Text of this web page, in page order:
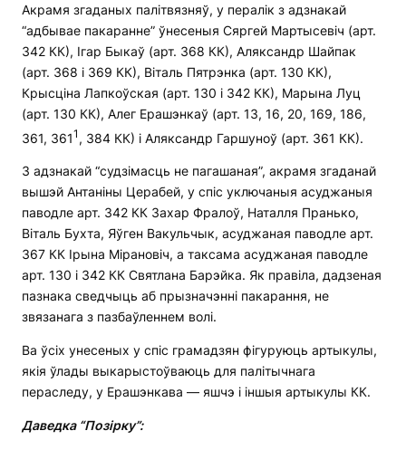
Акрамя згаданых палітвязняў, у пералік з адзнакай
“адбывае пакаранне” ўнесеныя Сяргей Мартысевіч (арт.
342 КК), Ігар Быкаў (арт. 368 КК), Аляксандр Шайпак
(арт. 368 і 369 КК), Віталь Пятрэнка (арт. 130 КК),
Крысціна Лапкоўская (арт. 130 і 342 КК), Марына Луц
(арт. 130 КК), Алег Ерашэнкаў (арт. 13, 16, 20, 169, 186,
361, 3611 , 384 КК) і Аляксандр Гаршуноў (арт. 361 КК).
З адзнакай “судзімасць не пагашаная”, акрамя згаданай
вышэй Антаніны Церабей, у спіс уключаныя асуджаныя
паводле арт. 342 КК Захар Фралоў, Наталля Пранько,
Віталь Бухта, Яўген Вакульчык, асуджаная паводле арт.
367 КК Ірына Мірановіч, а таксама асуджаная паводле
арт. 130 і 342 КК Святлана Барэйка. Як правіла, дадзеная
пазнака сведчыць аб прызначэнні пакарання, не
звязанага з пазбаўленнем волі.
Ва ўсіх унесеных у спіс грамадзян фігуруюць артыкулы,
якія ўлады выкарыстоўваюць для палітычнага
пераследу, у Ерашэнкава — яшчэ і іншыя артыкулы КК.
Даведка “Позірку”: